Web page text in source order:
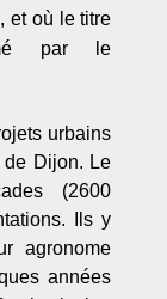
et où le titre
é par le
urbains
de Dijon. Le
(2600
Ils y
agronome
années